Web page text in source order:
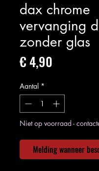
dax chrome
vervanging
zonder glas
€ 4,90
Aantal *
Niet op voorraad -
Melding wanneer